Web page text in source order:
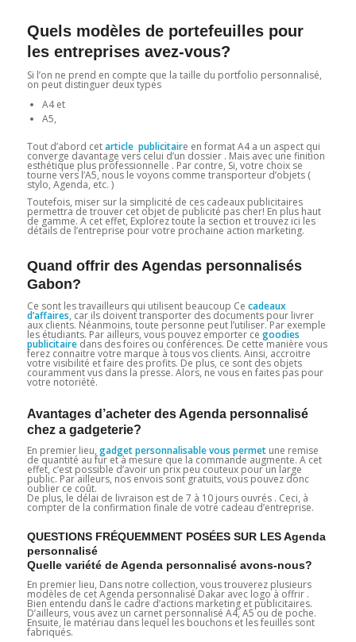
Quels modèles de portefeuilles pour
les entreprises avez-vous?
Si l’on ne prend en compte que la taille du portfolio personnalisé,
on peut distinguer deux types
A4 et
A5,
Tout d’abord cetarticle publicitaire en format A4 a un aspect qui
converge davantage vers celui d’un dossier . Mais avec une finition
esthétique plus professionnelle . Par contre, Si, votre choix se
tourne vers l’A5, nous le voyons comme transporteur d’objets (
stylo, Agenda, etc. )
Toutefois, miser sur la simplicité de ces cadeaux publicitaires
permettra de trouver cet objet de publicité pas cher! En plus haut
de gamme. A cet effet, Explorez toute la section et trouvez ici les
détails de l’entreprise pour votre prochaine action marketing.
Quand offrir des Agendas personnalisés
Gabon?
Ce sont les travailleurs qui utilisent beaucoup Ce cadeaux
d’affaires, car ils doivent transporter des documents pour livrer
aux clients. Néanmoins, toute personne peut l’utiliser. Par exemple
les étudiants. Par ailleurs, vous pouvez emporter ce goodies
publicitaire dans des foires ou conférences. De cette manière vous
ferez connaitre votre marque à tous vos clients. Ainsi, accroitre
votre visibilité et faire des profits. De plus, ce sont des objets
couramment vus dans la presse. Alors, ne vous en faites pas pour
votre notoriété.
Avantages d’acheter des Agenda personnalisé
chez a gadgeterie?
En premier lieu, gadget personnalisable vous permetune remise
de quantité au fur et à mesure que la commande augmente. A cet
effet, c’est possible d’avoir un prix peu couteux pour un large
public. Par ailleurs, nos envois sont gratuits, vous pouvez donc
oublier ce coût.
De plus, le délai de livraison est de 7 à 10 jours ouvrés . Ceci, à
compter de la confirmation finale de votre cadeau d’entreprise.
QUESTIONS FRÉQUEMMENT POSÉES SUR LES Agenda
personnalisé
Quelle variété de Agenda personnalisé avons-nous?
En premier lieu, Dans notre collection, vous trouverez plusieurs
modèles de cet Agenda personnalisé Dakar avec logo à offrir .
Bien entendu dans le cadre d’actions marketing et publicitaires.
D’ailleurs, vous avez un carnet personnalisé A4, A5 ou de poche.
Ensuite, le matériau dans lequel les bouchons et les feuilles sont
fabriqués.